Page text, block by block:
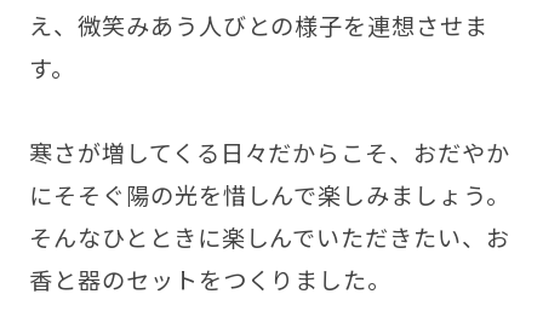
え、微笑みあう人びとの様子を連想させま
す。
寒さが増してくる日々だからこそ、おだやか
にそそぐ陽の光を惜しんで楽しみましょう。
そんなひとときに楽しんでいただきたい、お
香と器のセットをつくりました。